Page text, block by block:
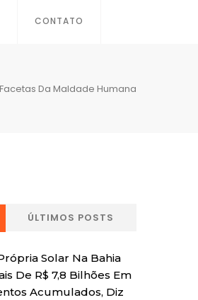
CONTATO
Da Maldade Humana
ÚLTIMOS POSTS
Solar Na Bahia
De R$ 7,8 Bilhões Em
Acumulados, Diz